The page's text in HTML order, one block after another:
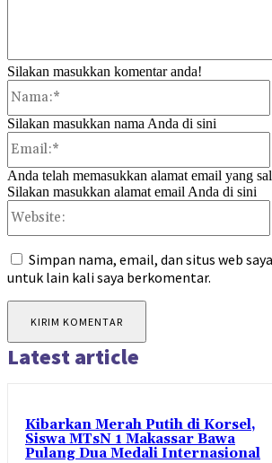
Silakan masukkan komentar anda!
Silakan masukkan nama Anda di sini
Anda telah memasukkan alamat email yang
Silakan masukkan alamat email Anda di sini
Simpan nama, email, dan situs web
untuk lain kali saya berkomentar.
Latest article
Kibarkan Merah Putih di Korsel,
Siswa MTsN 1 Makassar Bawa
Pulang Dua Medali Internasional